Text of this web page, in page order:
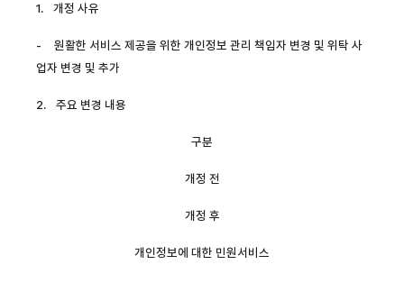
1. 개정 사유
-
원활한 서비스 제공을 위한 개인정보 관리 책임자 변경 및 위탁 사
업자 변경 및 추가
2. 주요 변경 내용
구분
개정 전
개정 후
개인정보에 대한 민원서비스